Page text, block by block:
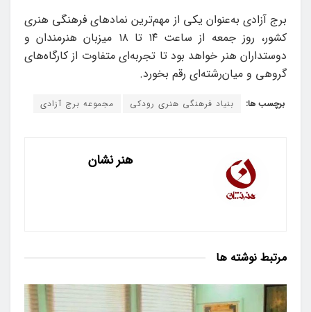
برج آزادی به‌عنوان یکی از مهم‌ترین نمادهای فرهنگی هنری
کشور، روز جمعه از ساعت ۱۴ تا ۱۸ میزبان هنرمندان و
دوستداران هنر خواهد بود تا تجربه‌ای متفاوت از کارگاه‌های
گروهی و میان‌رشته‌ای رقم بخورد.
برچسب ها: بنیاد فرهنگی هنری رودکی مجموعه برج آزادی
هنر نشان
مرتبط نوشته ها